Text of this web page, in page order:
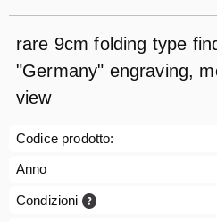
rare 9cm folding type
"Germany" engraving,
view
Codice prodotto:
Anno
Condizioni